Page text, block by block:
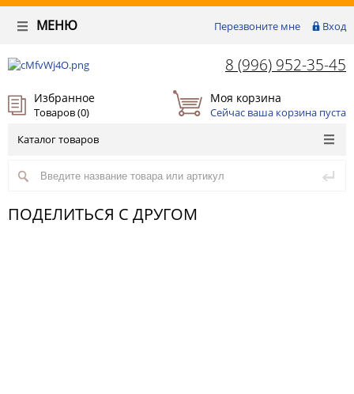
Перезвоните мне Вход
МЕНЮ
8 (996) 952-35-45
Избранное
Товаров (0)
Моя корзина
Сейчас ваша корзина пуста
Каталог товаров
ПОДЕЛИТЬСЯ С ДРУГОМ